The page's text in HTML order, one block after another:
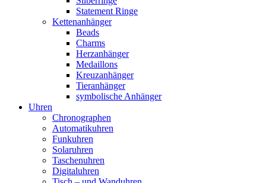
Statement Ringe
Kettenanhänger
Beads
Charms
Herzanhänger
Medaillons
Kreuzanhänger
Tieranhänger
symbolische Anhänger
Uhren
Chronographen
Automatikuhren
Funkuhren
Solaruhren
Taschenuhren
Digitaluhren